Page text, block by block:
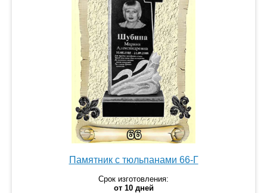
Памятник с тюльпанами 66-Г
Срок изготовления:
от 10 дней